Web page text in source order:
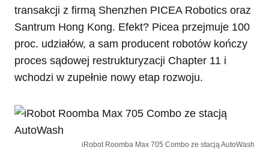
transakcji z firmą Shenzhen PICEA Robotics oraz
Santrum Hong Kong. Efekt? Picea przejmuje 100
proc. udziałów, a sam producent robotów kończy
proces sądowej restrukturyzacji Chapter 11 i
wchodzi w zupełnie nowy etap rozwoju.
iRobot Roomba Max 705 Combo ze stacją AutoWash